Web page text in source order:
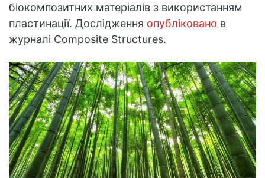
біокомпозитних матеріалів з використанням
пластинації. Дослідження опубліковано в
журналі Composite Structures.